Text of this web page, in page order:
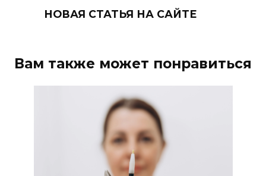
НОВАЯ СТАТЬЯ НА САЙТЕ
Вам также может понравиться